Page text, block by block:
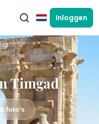
Nederlands
Inloggen
Timgad
foto's